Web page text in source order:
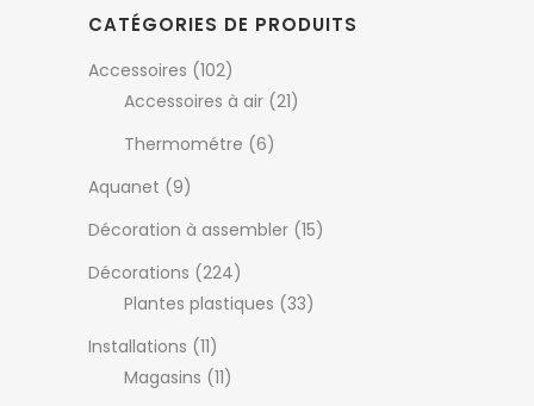
CATÉGORIES DE PRODUITS
Accessoires (102)
Accessoires à air (21)
Thermométre (6)
Aquanet (9)
Décoration à assembler (15)
Décorations (224)
Plantes plastiques (33)
Installations (11)
Magasins (11)